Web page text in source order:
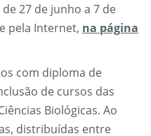
27 de junho a 7 de
pela Internet, na página
com diploma de
de cursos das
Biológicas. Ao
distribuídas entre